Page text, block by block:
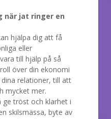
när jat ringer en
hjälpa dig att få
eller
till hjälp på så
över din ekonomi
relationer, till att
mycket mer.
ge tröst och klarhet i
skilsmässa, byte av